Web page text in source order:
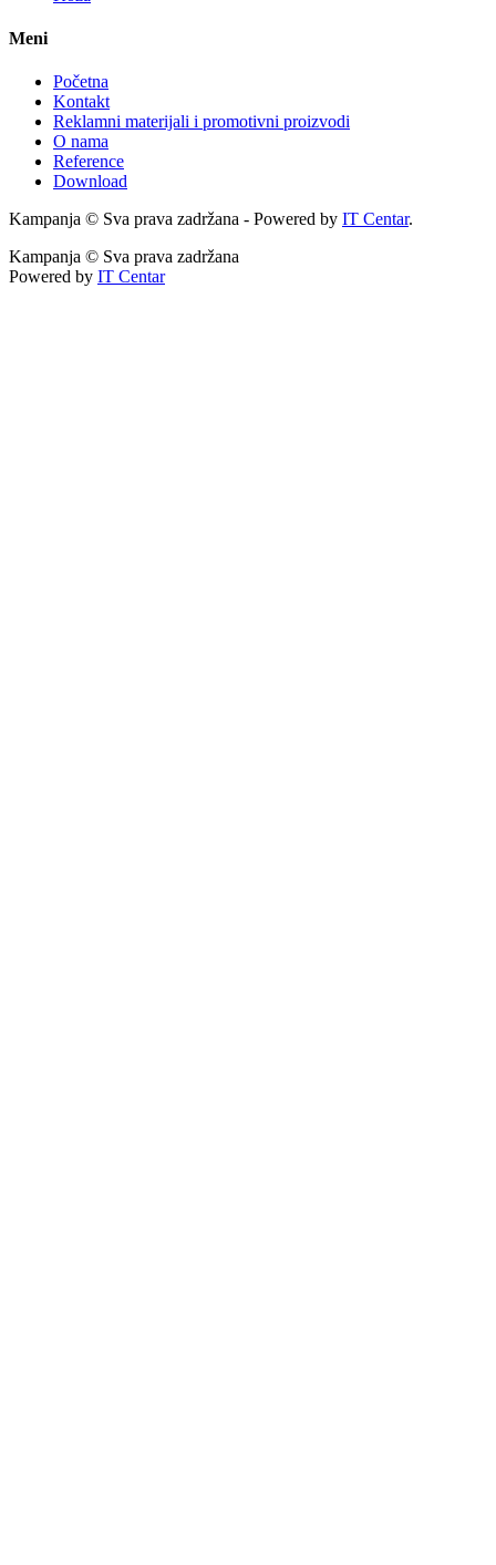
Meni
Početna
Kontakt
Reklamni materijali i promotivni proizvodi
O nama
Reference
Download
Kampanja © Sva prava zadržana - Powered by IT Centar.
Kampanja © Sva prava zadržana
Powered by IT Centar